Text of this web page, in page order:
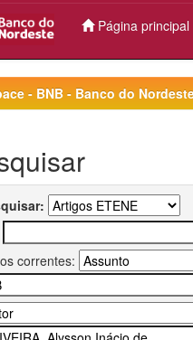
Página principal
- BNB - Banco do
correntes: